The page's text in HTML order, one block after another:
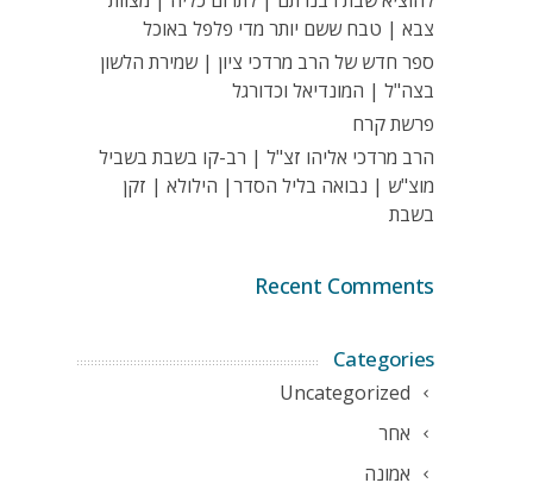
צבא | טבח ששם יותר מדי פלפל באוכל
ספר חדש של הרב מרדכי ציון | שמירת הלשון
בצה"ל | המונדיאל וכדורגל
פרשת קרח
הרב מרדכי אליהו זצ"ל | רב-קו בשבת בשביל
מוצ"ש | נבואה בליל הסדר| הילולא | זקן
בשבת
Recent Comments
Categories
Uncategorized
אחר
אמונה